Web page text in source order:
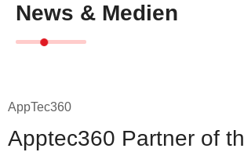
News & Medien
AppTec360
Apptec360 Partner of